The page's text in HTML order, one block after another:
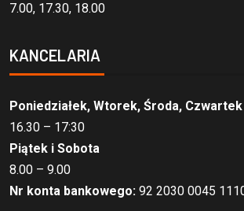
7.00, 17.30, 18.00
KANCELARIA
Poniedziałek, Wtorek, Środa, Czwartek
16.30 – 17:30
Piątek i Sobota
8.00 – 9.00
Nr konta bankowego:92 2030 0045